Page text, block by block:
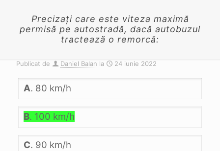
Precizaţi care este viteza maximă
permisă pe autostradă, dacă autobuzul
tractează o remorcă:
Publicat de Daniel Balan la 24 iunie 2022
A. 80 km/h
B. 100 km/h
C. 90 km/h